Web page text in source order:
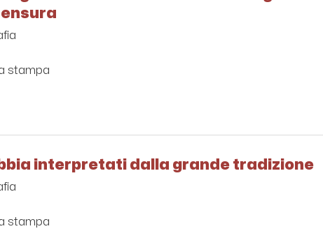
stampa
interpretati dalla grande tradizione
stampa